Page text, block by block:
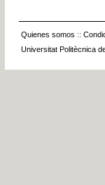
Quienes somos ::
Universitat Politècnica